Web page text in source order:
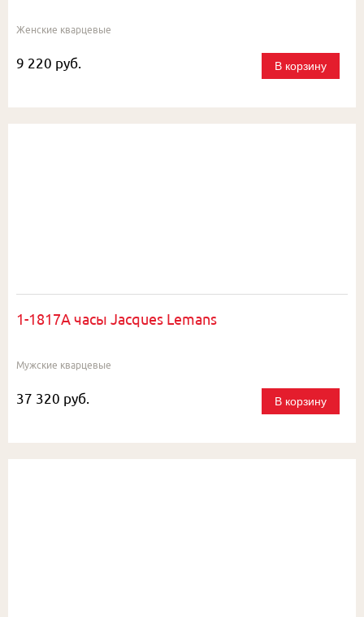
Женские кварцевые
9 220 руб. В корзину
1-1817A часы Jacques Lemans
Мужские кварцевые
37 320 руб. В корзину